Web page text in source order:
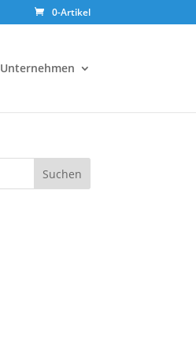
0-Artikel
Unternehmen